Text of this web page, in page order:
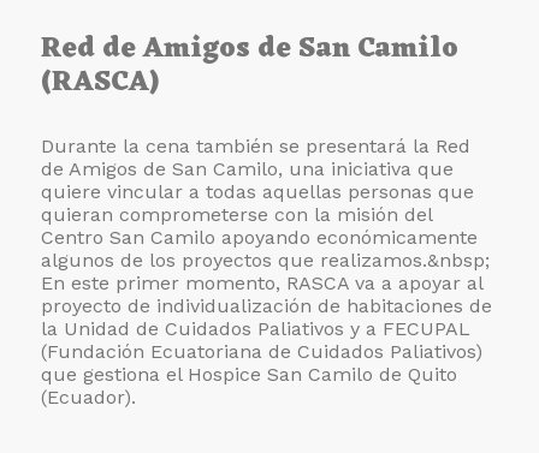
Red de Amigos de San Camilo
(RASCA)
Durante la cena también se presentará la Red
de Amigos de San Camilo, una iniciativa que
quiere vincular a todas aquellas personas que
quieran comprometerse con la misión del
Centro San Camilo apoyando económicamente
algunos de los proyectos que realizamos.&nbsp;
En este primer momento, RASCA va a apoyar al
proyecto de individualización de habitaciones de
la Unidad de Cuidados Paliativos y a FECUPAL
(Fundación Ecuatoriana de Cuidados Paliativos)
que gestiona el Hospice San Camilo de Quito
(Ecuador).